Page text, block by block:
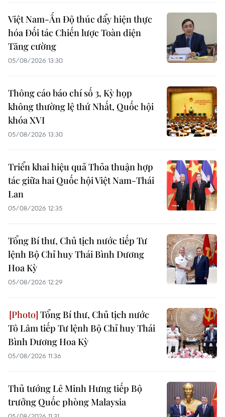
Việt Nam-Ấn Độ thúc đẩy hiện thực
hóa Đối tác Chiến lược Toàn diện
Tăng cường
05/08/2026 13:30
Thông cáo báo chí số 3, Kỳ họp
không thường lệ thứ Nhất, Quốc hội
khóa XVI
05/08/2026 13:30
Triển khai hiệu quả Thỏa thuận hợp
tác giữa hai Quốc hội Việt Nam-Thái
Lan
05/08/2026 12:35
Tổng Bí thư, Chủ tịch nước tiếp Tư
lệnh Bộ Chỉ huy Thái Bình Dương
Hoa Kỳ
05/08/2026 12:29
Tổng Bí thư, Chủ tịch nước
Tô Lâm tiếp Tư lệnh Bộ Chỉ huy Thái
Bình Dương Hoa Kỳ
05/08/2026 11:36
Thủ tướng Lê Minh Hưng tiếp Bộ
trưởng Quốc phòng Malaysia